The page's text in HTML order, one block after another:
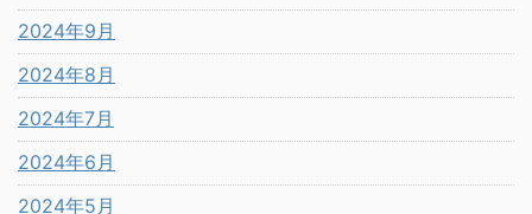
2024年9月
2024年8月
2024年7月
2024年6月
2024年5月